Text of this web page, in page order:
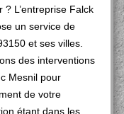
L’entreprise Falck
un service de
et ses villes.
des interventions
Mesnil pour
de votre
étant dans les